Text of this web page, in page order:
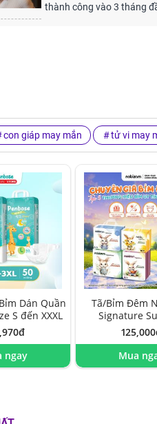
thành công vào 3 tháng
con giáp may mắn tử vi may
Dán Quần
S đến XXXL
ngay
Tã/Bỉm Đêm
Signature
Mua